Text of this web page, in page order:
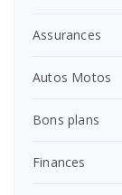
Assurances
Autos Motos
Bons plans
Finances